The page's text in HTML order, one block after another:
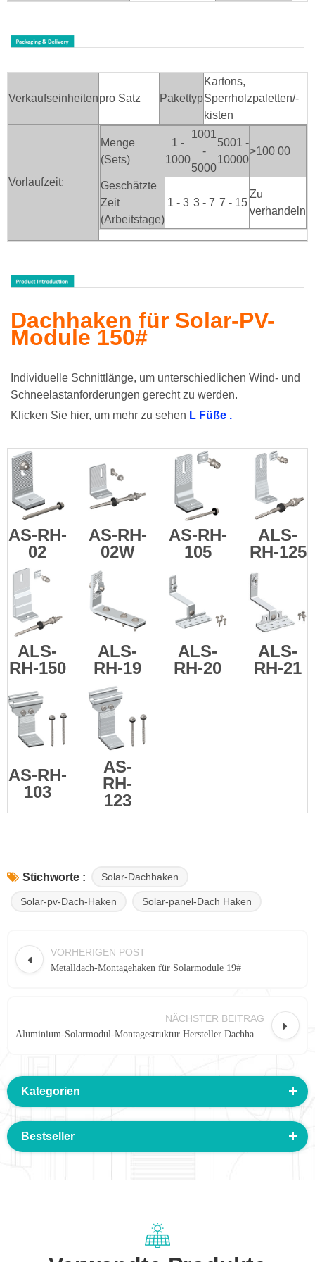
Verkaufseinheitenpro Satz Pakettyp
Kartons,
Sperrholzpaletten/-
kisten
Vorlaufzeit:
Menge
(Sets)
1 -
1000
1001
-
5000
5001 -
10000
>100 00
Geschätzte
Zeit
(Arbeitstage)
1 - 3 3 - 7 7 - 15
Zu
verhandeln
Dachhaken für Solar-PV-
Module 150#
Individuelle Schnittlänge, um unterschiedlichen Wind- und
Schneelastanforderungen gerecht zu werden.
Klicken Sie hier, um mehr zu sehen L Füße .
AS-RH-
02
AS-RH-
02W
AS-RH-
105
ALS-
RH-125
ALS-
RH-150
ALS-
RH-19
ALS-
RH-20
ALS-
RH-21
AS-RH-
103
AS-
RH-
123
Stichworte : Solar-Dachhaken
Solar-pv-Dach-Haken Solar-panel-Dach Haken
VORHERIGEN POST
Metalldach-Montagehaken für Solarmodule 19#
NÄCHSTER BEITRAG
Kategorien
Bestseller